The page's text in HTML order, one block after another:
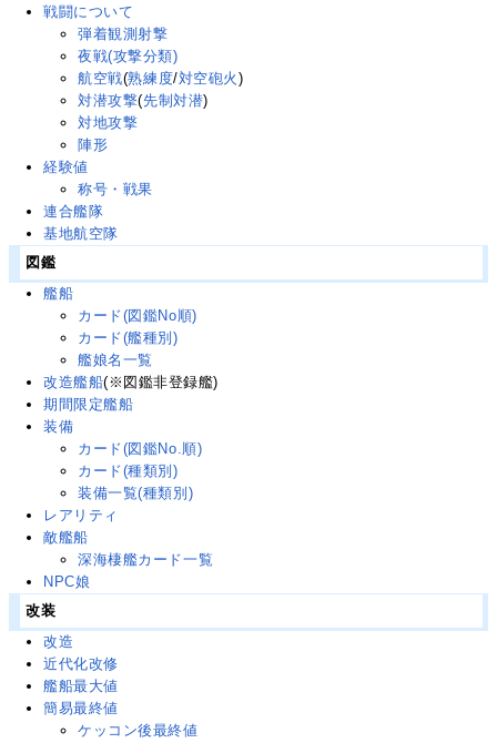
戦闘について
弾着観測射撃
夜戦(攻撃分類)
航空戦(熟練度/対空砲火 )
対潜攻撃(先制対潜)
対地攻撃
陣形
経験値
称号・戦果
連合艦隊
基地航空隊
図鑑
艦船
カード(図鑑No順)
カード(艦種別)
艦娘名一覧
改造艦船(※図鑑非登録艦)
期間限定艦船
装備
カード(図鑑No.順)
カード(種類別)
装備一覧(種類別)
レアリティ
敵艦船
深海棲艦カード一覧
NPC娘
改装
改造
近代化改修
艦船最大値
簡易最終値
ケッコン後最終値